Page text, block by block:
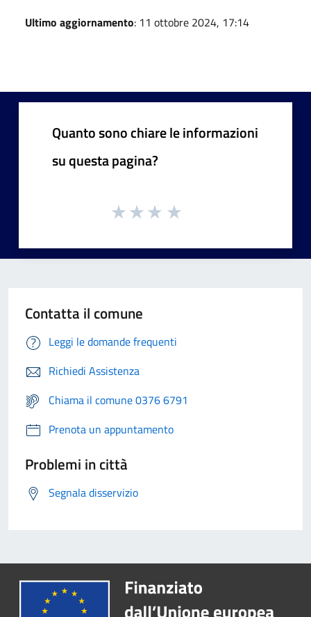
Ultimo aggiornamento: 11 ottobre 2024, 17:14
Quanto sono chiare le informazioni
su questa pagina?
Contatta il comune
Leggi le domande frequenti
Richiedi Assistenza
Chiama il comune 0376 6791
Prenota un appuntamento
Problemi in città
Segnala disservizio